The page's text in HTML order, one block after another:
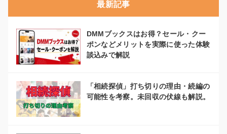
最新記事
DMMブックスはお得？セール・クー
ポンなどメリットを実際に使った体験
談込みで解説
「相続探偵」打ち切りの理由・続編の
可能性を考察。未回収の伏線も解説。